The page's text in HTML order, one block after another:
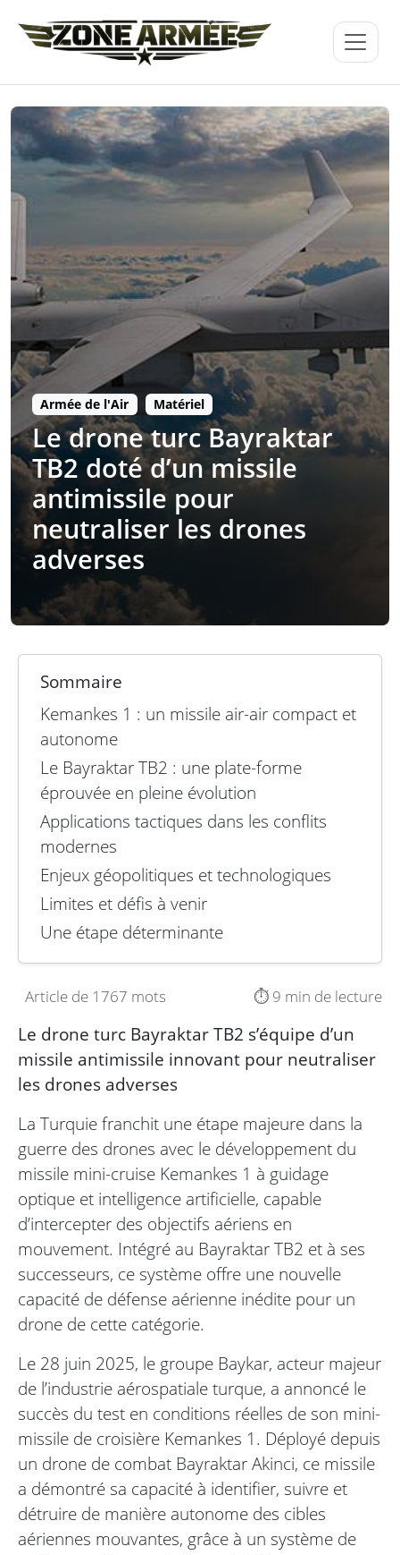
Armée de l'Air Matériel
Le drone turc Bayraktar
TB2 doté d’un missile
antimissile pour
neutraliser les drones
adverses
Sommaire
Kemankes 1 : un missile air-air compact et
autonome
Le Bayraktar TB2 : une plate-forme
éprouvée en pleine évolution
Applications tactiques dans les conflits
modernes
Enjeux géopolitiques et technologiques
Limites et défis à venir
Une étape déterminante
Article de 1767 mots ⏱️ 9 min de lecture
Le drone turc Bayraktar TB2 s’équipe d’un
missile antimissile innovant pour neutraliser
les drones adverses
La Turquie franchit une étape majeure dans la
guerre des drones avec le développement du
missile mini-cruise Kemankes 1 à guidage
optique et intelligence artificielle, capable
d’intercepter des objectifs aériens en
mouvement. Intégré au Bayraktar TB2 et à ses
successeurs, ce système offre une nouvelle
capacité de défense aérienne inédite pour un
drone de cette catégorie.
Le 28 juin 2025, le groupe Baykar, acteur majeur
de l’industrie aérospatiale turque, a annoncé le
succès du test en conditions réelles de son mini-
missile de croisière Kemankes 1. Déployé depuis
un drone de combat Bayraktar Akinci, ce missile
a démontré sa capacité à identifier, suivre et
détruire de manière autonome des cibles
aériennes mouvantes, grâce à un système de